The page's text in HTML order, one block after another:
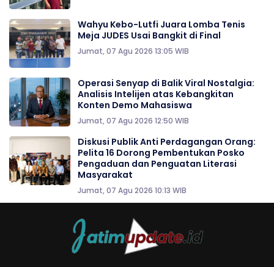
Wahyu Kebo-Lutfi Juara Lomba Tenis
Meja JUDES Usai Bangkit di Final
Jumat, 07 Agu 2026 13:05 WIB
Operasi Senyap di Balik Viral Nostalgia:
Analisis Intelijen atas Kebangkitan
Konten Demo Mahasiswa
Jumat, 07 Agu 2026 12:50 WIB
Diskusi Publik Anti Perdagangan Orang:
Pelita 16 Dorong Pembentukan Posko
Pengaduan dan Penguatan Literasi
Masyarakat
Jumat, 07 Agu 2026 10:13 WIB